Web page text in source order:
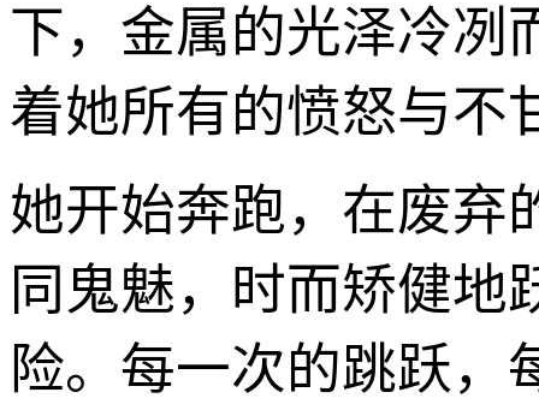
下，金属的光泽冷冽
着她所有的愤怒与不
她开始奔跑，在废弃
同鬼魅，时而矫健地
险。每一次的跳跃，